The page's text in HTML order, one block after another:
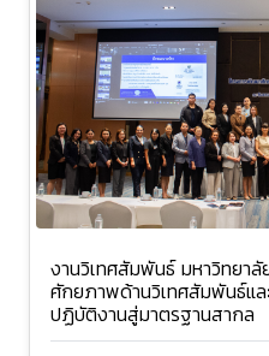
งานวิเทศสัมพันธ์ มหาวิทย
ศักยภาพด้านวิเทศสัมพันธ์แ
ปฏิบัติงานสู่มาตรฐานสากล